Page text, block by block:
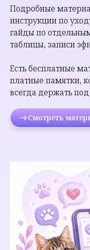
Подробные
инструкции по
гайды по
таблицы, записи
Есть бесплатные
платные памятки,
всегда держать
Смотреть